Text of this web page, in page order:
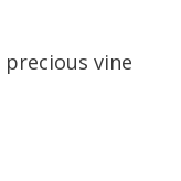
precious vine